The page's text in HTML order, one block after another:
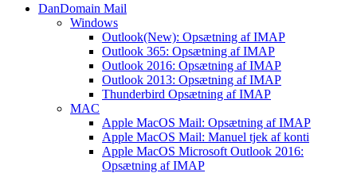
DanDomain Mail
Windows
Outlook(New): Opsætning af IMAP
Outlook 365: Opsætning af IMAP
Outlook 2016: Opsætning af IMAP
Outlook 2013: Opsætning af IMAP
Thunderbird Opsætning af IMAP
MAC
Apple MacOS Mail: Opsætning af IMAP
Apple MacOS Mail: Manuel tjek af konti
Apple MacOS Microsoft Outlook 2016:
Opsætning af IMAP